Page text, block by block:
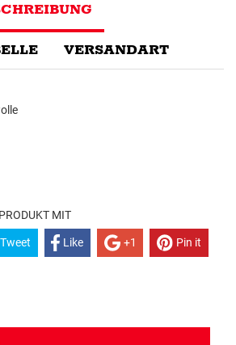
VERSANDART
MIT
Tweet Like +1 Pin it